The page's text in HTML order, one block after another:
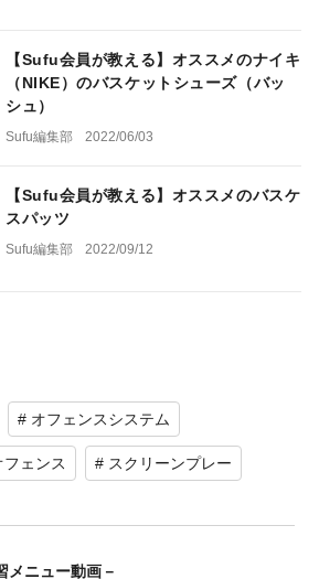
【Sufu会員が教える】オススメのナイキ
（NIKE）のバスケットシューズ（バッ
シュ）
Sufu編集部 2022/06/03
【Sufu会員が教える】オススメのバスケ
スパッツ
Sufu編集部 2022/09/12
# オフェンスシステム
ェンス # スクリーンプレー
メニュー動画－